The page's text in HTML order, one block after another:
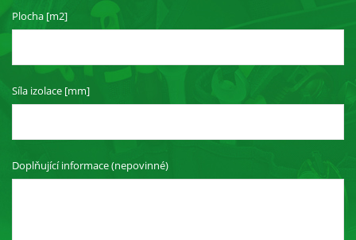
Plocha [m2]
Síla izolace [mm]
Doplňující informace (nepovinné)